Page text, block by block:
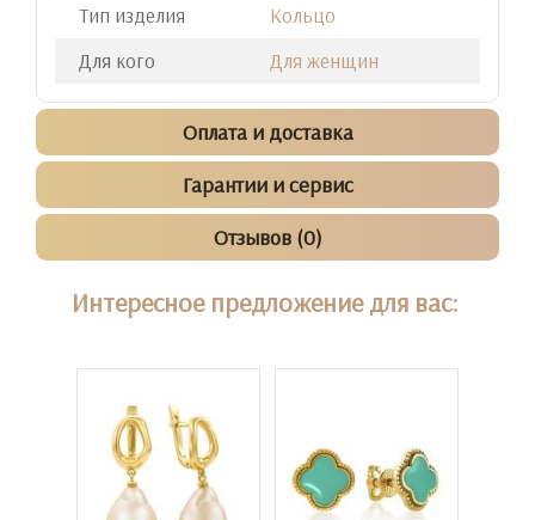
Тип изделия
Кольцо
Для кого
Для женщин
Оплата и доставка
Гарантии и сервис
Отзывов (0)
Интересное предложение для вас: